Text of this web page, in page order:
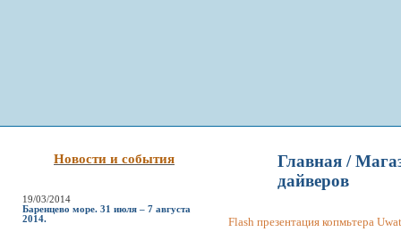
Новости и события
19/03/2014
Баренцево море. 31 июля – 7 августа
2014.
Главная /
дайверов
Flash презентация копмьтера